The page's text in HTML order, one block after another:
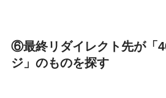
⑥最終リダイレクト先が「
ジ」のものを探す